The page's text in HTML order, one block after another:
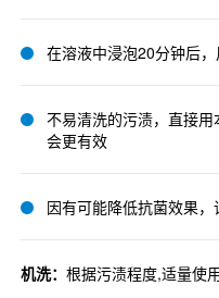
在溶液中浸泡20分钟后
不易清洗的污渍，直接
会更有效
因有可能降低抗菌效果
机洗： 根据污渍程度,适量使